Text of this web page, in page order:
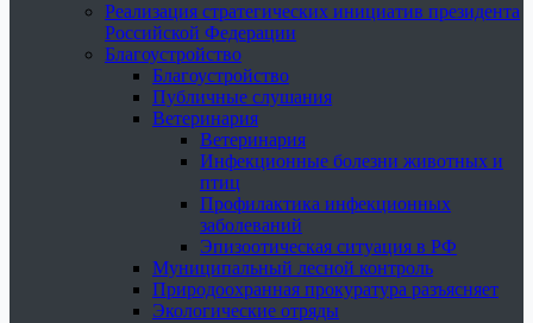
Реализация стратегических инициатив президента
Российской Федерации
Благоустройство
Благоустройство
Публичные слушания
Ветеринария
Ветеринария
Инфекционные болезни животных и
птиц
Профилактика инфекционных
заболеваний
Эпизоотическая ситуация в РФ
Муниципальный лесной контроль
Природоохранная прокуратура разъясняет
Экологические отряды